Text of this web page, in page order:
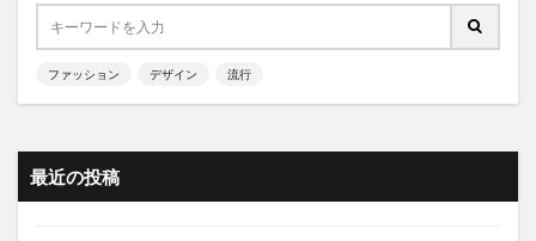
ファッション デザイン 流行
最近の投稿